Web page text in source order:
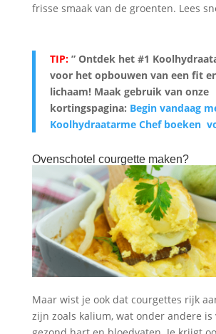
frisse smaak van de groenten. Lees
TIP:” Ontdek het #1
voor het opbouwen van een fit
lichaam! Maak gebruik van onze
kortingspagina: Begin vandaag
Koolhydraatarme Chef boeken
Ovenschotel courgette maken?
Maar wist je ook dat courgettes rijk
zijn zoals kalium, wat onder andere is